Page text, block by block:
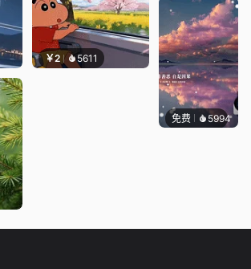
￥2 5611
免费 5994冰茶